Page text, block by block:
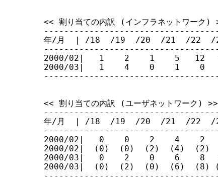
<< 割り当ての内訳 (インフラネットワーク)
年/月  | /18  /19  /20  /21  /22
2000/02|   1    2    1    5
2000/03|   1    4    0    1
<< 割り当ての内訳 (ユーザネットワーク) >>
年/月  | /18  /19  /20  /21  /22
2000/02|   0    0    2    4    2
2000/02|  (0)  (0)  (2)  (4)
2000/03|   0    2    0    6    8
2000/03|  (0)  (2)  (0)  (6)